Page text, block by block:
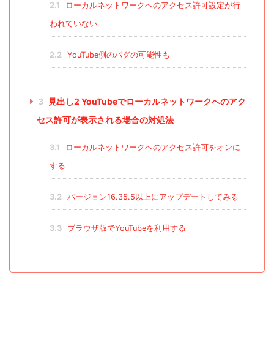
2.1
ローカルネットワークへのアクセス許可設定が行
われていない
2.2 YouTube側のバグの可能性も
3
見出し2 YouTubeでローカルネットワークへのアク
セス許可が表示される場合の対処法
3.1
ローカルネットワークへのアクセス許可をオンに
する
3.2 バージョン16.35.5以上にアップデートしてみる
3.3 ブラウザ版でYouTubeを利用する